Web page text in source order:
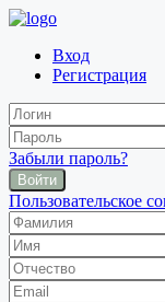
Вход
Регистрация
Забыли пароль?
Войти
Пользовательское